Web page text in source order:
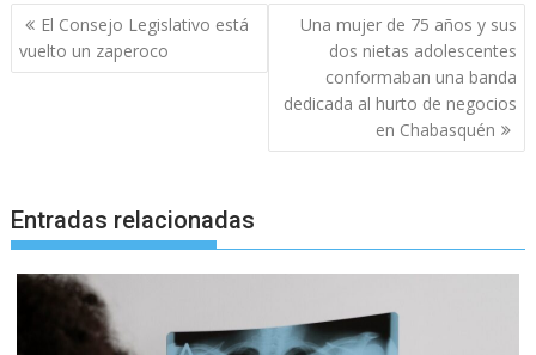
Navegación
de
entradas
El Consejo Legislativo está
vuelto un zaperoco
Una mujer de 75 años y sus
dos nietas adolescentes
conformaban una banda
dedicada al hurto de negocios
en Chabasquén
Entradas relacionadas